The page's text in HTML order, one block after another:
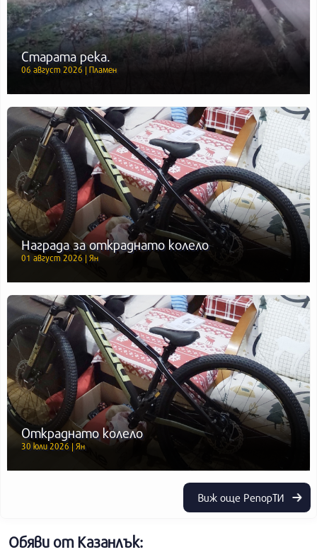
Старата река.
06 август 2026 | Пламен
Награда за откраднато колело
01 август 2026 | Ян
Откраднато колело
30 юли 2026 | Ян
Виж още РепорТИ
Обяви от Казанлък: